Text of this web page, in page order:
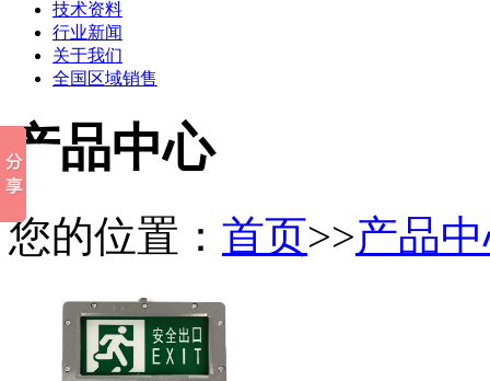
技术资料
行业新闻
关于我们
全国区域销售
产品中心
您的位置： 首页>>产品